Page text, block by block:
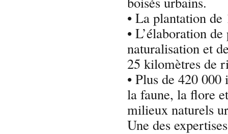
• La plantation de
• L’élaboration
naturalisation et
25 kilomètres de
• Plus de 420
la faune, la flore
milieux naturels
Une des